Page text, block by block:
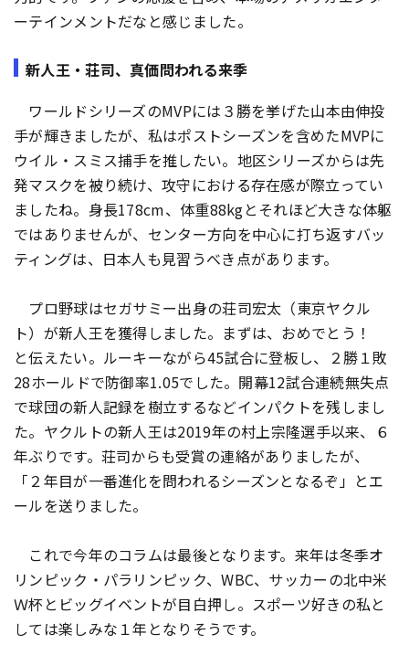
ーテインメントだなと感じました。
新人王・荘司、真価問われる来季
ワールドシリーズのMVPには３勝を挙げた山本由伸投
手が輝きましたが、私はポストシーズンを含めたMVPに
ウイル・スミス捕手を推したい。地区シリーズからは先
発マスクを被り続け、攻守における存在感が際立ってい
ましたね。身長178cm、体重88kgとそれほど大きな体躯
ではありませんが、センター方向を中心に打ち返すバッ
ティングは、日本人も見習うべき点があります。
プロ野球はセガサミー出身の荘司宏太（東京ヤクル
ト）が新人王を獲得しました。まずは、おめでとう！
と伝えたい。ルーキーながら45試合に登板し、２勝１敗
28ホールドで防御率1.05でした。開幕12試合連続無失点
で球団の新人記録を樹立するなどインパクトを残しまし
た。ヤクルトの新人王は2019年の村上宗隆選手以来、６
年ぶりです。荘司からも受賞の連絡がありましたが、
「２年目が一番進化を問われるシーズンとなるぞ」とエ
ールを送りました。
これで今年のコラムは最後となります。来年は冬季オ
リンピック・パラリンピック、WBC、サッカーの北中米
Ｗ杯とビッグイベントが目白押し。スポーツ好きの私と
しては楽しみな１年となりそうです。